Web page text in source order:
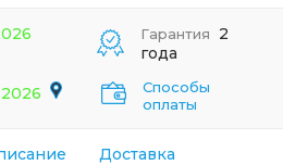
Гарантия
2
года
Способы
оплаты
Доставка